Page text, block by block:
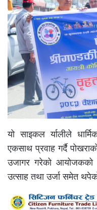
यो साइकल र्यालीले
एकसाथ प्रवाह गर्दै
उजागर गरेको आयोजकको
उत्साह तथा उर्जा समेत